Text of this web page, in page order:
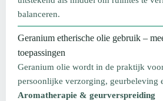
balanceren.
Geranium etherische olie gebruik –
toepassingen
Geranium olie wordt in de praktijk
persoonlijke verzorging, geurbeleving
Aromatherapie & geurverspreiding